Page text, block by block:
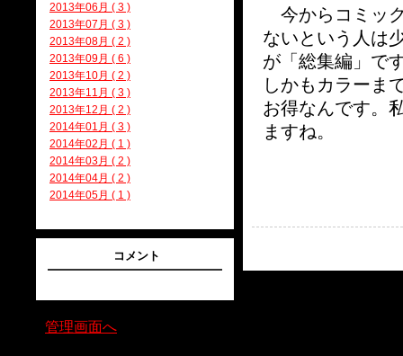
今からコミッ
ないという人は
が「総集編」で
しかもカラーま
お得なんです。
ますね。
2013年06月 ( 3 )
2013年07月 ( 3 )
2013年08月 ( 2 )
2013年09月 ( 6 )
2013年10月 ( 2 )
2013年11月 ( 3 )
2013年12月 ( 2 )
2014年01月 ( 3 )
2014年02月 ( 1 )
2014年03月 ( 2 )
2014年04月 ( 2 )
2014年05月 ( 1 )
コメント
管理画面へ